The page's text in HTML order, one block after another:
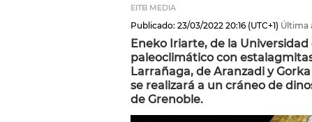
EITB MEDIA
Publicado: 23/03/2022 20:16 (UTC+1) Última
Eneko Iriarte, de la
paleoclimático con
Larrañaga, de Aranzadi y
se realizará a un cráneo de
de Grenoble.